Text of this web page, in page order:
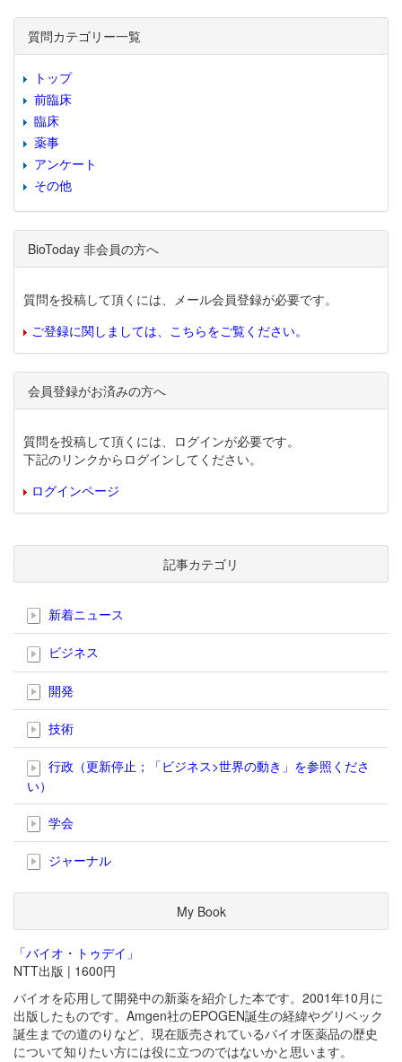
質問カテゴリー一覧
トップ
前臨床
臨床
薬事
アンケート
その他
BioToday 非会員の方へ
質問を投稿して頂くには、メール会員登録が必要です。
ご登録に関しましては、こちらをご覧ください。
会員登録がお済みの方へ
質問を投稿して頂くには、ログインが必要です。
下記のリンクからログインしてください。
ログインページ
記事カテゴリ
新着ニュース
ビジネス
開発
技術
行政（更新停止；「ビジネス>世界の動き」を参照くださ
い）
学会
ジャーナル
My Book
「バイオ・トゥデイ」
NTT出版 | 1600円
バイオを応用して開発中の新薬を紹介した本です。2001年10月に
出版したものです。Amgen社のEPOGEN誕生の経緯やグリベック
誕生までの道のりなど、現在販売されているバイオ医薬品の歴史
について知りたい方には役に立つのではないかと思います。